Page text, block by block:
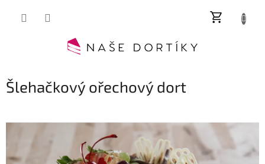
Šlehačkový ořechový dort